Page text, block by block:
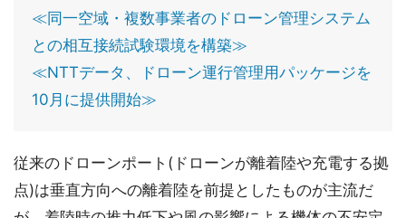
≪同一空域・複数事業者のドローン管理システム
との相互接続試験環境を構築≫
≪NTTデータ、ドローン運行管理用パッケージを
10月に提供開始≫
従来のドローンポート(ドローンが離着陸や充電する拠
点)は垂直方向への離着陸を前提としたものが主流だ